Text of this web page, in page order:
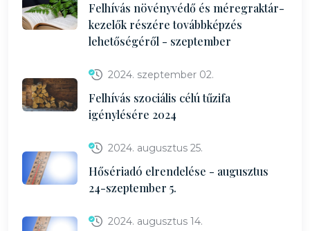
Felhívás növényvédő és méregraktár-
kezelők részére továbbképzés
lehetőségéről - szeptember
2024. szeptember 02.
Felhívás szociális célú tűzifa
igénylésére 2024
2024. augusztus 25.
Hősériadó elrendelése - augusztus
24-szeptember 5.
2024. augusztus 14.